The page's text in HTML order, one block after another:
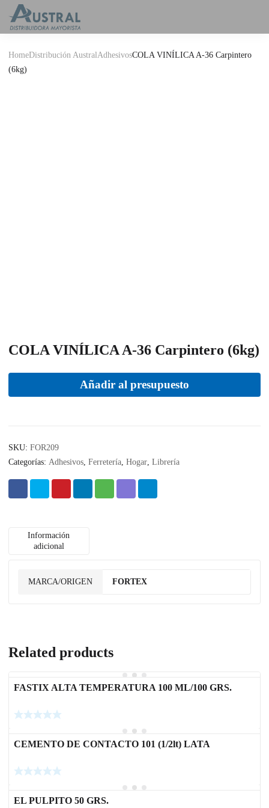
HomeDistribución Austral AdhesivosCOLA VINÍLICA A-36 Carpintero
(6kg)
COLA VINÍLICA A-36 Carpintero (6kg)
Añadir al presupuesto
SKU: FOR209
Categorías: Adhesivos, Ferretería, Hogar, Librería
Información
adicional
MARCA/ORIGEN FORTEX
Related products
FASTIX ALTA TEMPERATURA 100 ML/100 GRS.
CEMENTO DE CONTACTO 101 (1/2lt) LATA
EL PULPITO 50 GRS.